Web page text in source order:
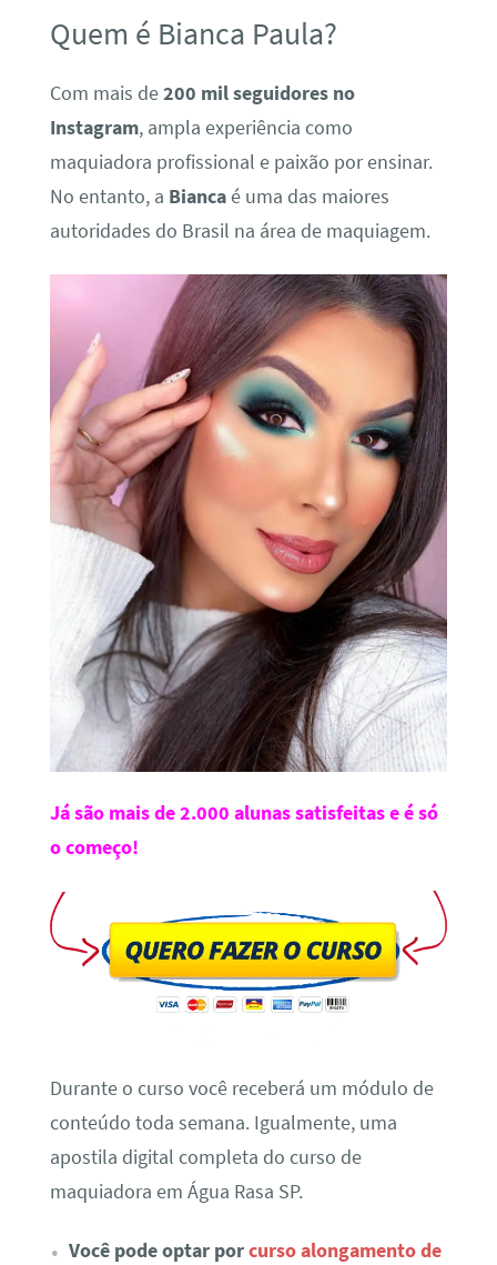
Quem é Bianca Paula?
Com mais de200 mil seguidores no
Instagram, ampla experiência como
maquiadora profissional e paixão por ensinar.
No entanto, a Biancaé uma das maiores
autoridades do Brasil na área de maquiagem.
Já são mais de 2.000 alunas satisfeitas e é só
o começo!
Durante o curso você receberá um módulo de
conteúdo toda semana. Igualmente, uma
apostila digital completa do curso de
maquiadora em Água Rasa SP.
Você pode optar porcurso alongamento de